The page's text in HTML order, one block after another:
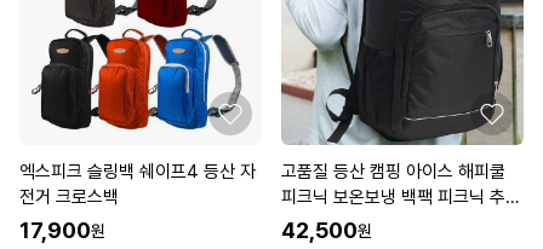
엑스피크 슬링백 쉐이프4 등산 자
전거 크로스백
17,900원
고품질 등산 캠핑 아이스 해피쿨
피크닉 보온보냉 백팩 피크닉 추천
(WFKEOUR)
42,500원